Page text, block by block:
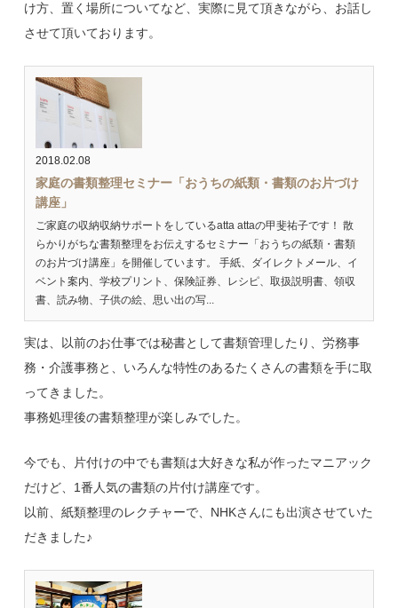
け方、置く場所についてなど、実際に見て頂きながら、お話し
させて頂いております。
2018.02.08
家庭の書類整理セミナー「おうちの紙類・書類のお片づけ
講座」
ご家庭の収納収納サポートをしているatta attaの甲斐祐子です！ 散
らかりがちな書類整理をお伝えするセミナー「おうちの紙類・書類
のお片づけ講座」を開催しています。 手紙、ダイレクトメール、イ
ベント案内、学校プリント、保険証券、レシピ、取扱説明書、領収
書、読み物、子供の絵、思い出の写...
実は、以前のお仕事では秘書として書類管理したり、労務事
務・介護事務と、いろんな特性のあるたくさんの書類を手に取
ってきました。
事務処理後の書類整理が楽しみでした。
今でも、片付けの中でも書類は大好きな私が作ったマニアック
だけど、1番人気の書類の片付け講座です。
以前、紙類整理のレクチャーで、NHKさんにも出演させていた
だきました♪